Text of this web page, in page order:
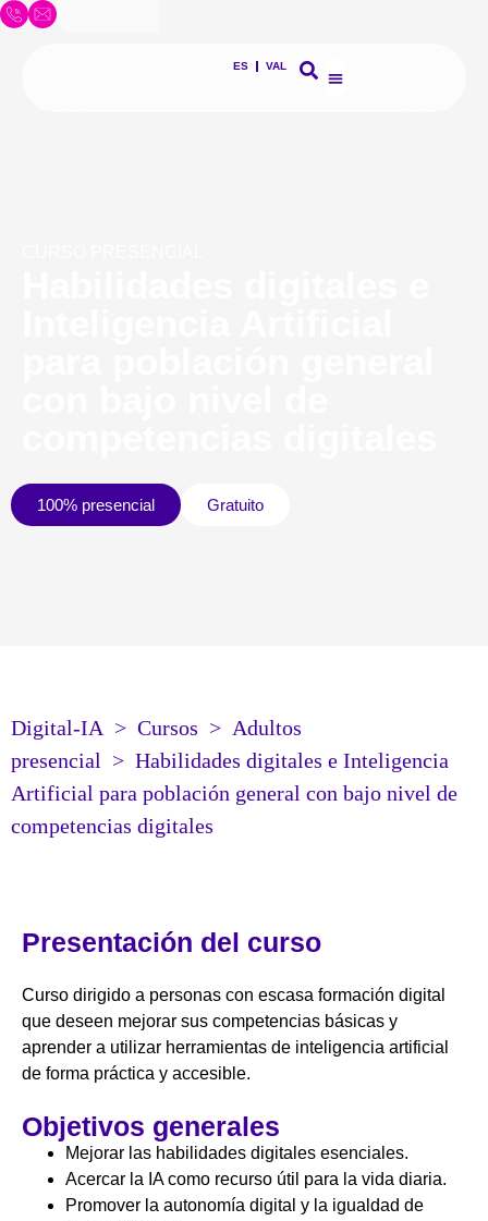
ES VAL
100% presencial Gratuito
Digital-IA > Cursos > Adultos
presencial > Habilidades digitales e Inteligencia
Artificial para población general con bajo nivel de
competencias digitales
Presentación del curso
Curso dirigido a personas con escasa formación digital
que deseen mejorar sus competencias básicas y
aprender a utilizar herramientas de inteligencia artificial
de forma práctica y accesible.
Objetivos generales
Mejorar las habilidades digitales esenciales.
Acercar la IA como recurso útil para la vida diaria.
Promover la autonomía digital y la igualdad de